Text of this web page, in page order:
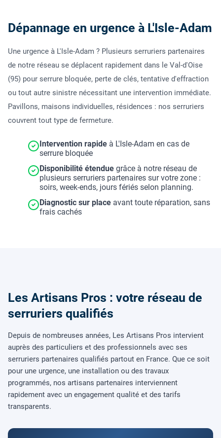
Dépannage en urgence à L'Isle-Adam
Une urgence à L'Isle-Adam ? Plusieurs serruriers partenaires
de notre réseau se déplacent rapidement dans le Val-d'Oise
(95) pour serrure bloquée, perte de clés, tentative d'effraction
ou tout autre sinistre nécessitant une intervention immédiate.
Pavillons, maisons individuelles, résidences : nos serruriers
couvrent tout type de fermeture.
Intervention rapide à L'Isle-Adam en cas de
serrure bloquée
Disponibilité étendue grâce à notre réseau de
plusieurs serruriers partenaires sur votre zone :
soirs, week-ends, jours fériés selon planning.
Diagnostic sur place avant toute réparation, sans
frais cachés
Les Artisans Pros : votre réseau de
serruriers qualifiés
Depuis de nombreuses années, Les Artisans Pros intervient
auprès des particuliers et des professionnels avec ses
serruriers partenaires qualifiés partout en France. Que ce soit
pour une urgence, une installation ou des travaux
programmés, nos artisans partenaires interviennent
rapidement avec un engagement qualité et des tarifs
transparents.